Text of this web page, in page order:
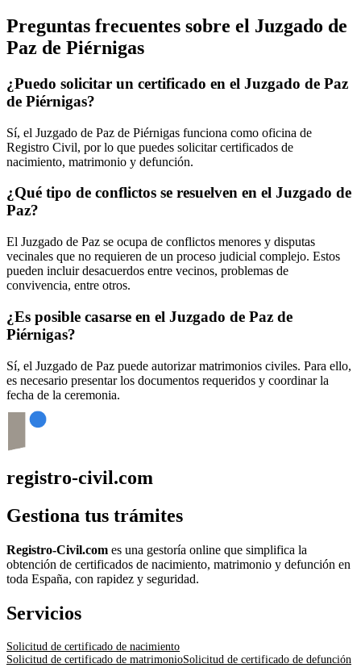
Preguntas frecuentes sobre el Juzgado de
Paz de Piérnigas
¿Puedo solicitar un certificado en el Juzgado de Paz
de Piérnigas?
Sí, el Juzgado de Paz de Piérnigas funciona como oficina de
Registro Civil, por lo que puedes solicitar certificados de
nacimiento, matrimonio y defunción.
¿Qué tipo de conflictos se resuelven en el Juzgado de
Paz?
El Juzgado de Paz se ocupa de conflictos menores y disputas
vecinales que no requieren de un proceso judicial complejo. Estos
pueden incluir desacuerdos entre vecinos, problemas de
convivencia, entre otros.
¿Es posible casarse en el Juzgado de Paz de
Piérnigas?
Sí, el Juzgado de Paz puede autorizar matrimonios civiles. Para ello,
es necesario presentar los documentos requeridos y coordinar la
fecha de la ceremonia.
registro-civil.com
Gestiona tus trámites
Registro-Civil.com es una gestoría online que simplifica la
obtención de certificados de nacimiento, matrimonio y defunción en
toda España, con rapidez y seguridad.
Servicios
Solicitud de certificado de nacimiento
Solicitud de certificado de matrimonioSolicitud de certificado de defunción